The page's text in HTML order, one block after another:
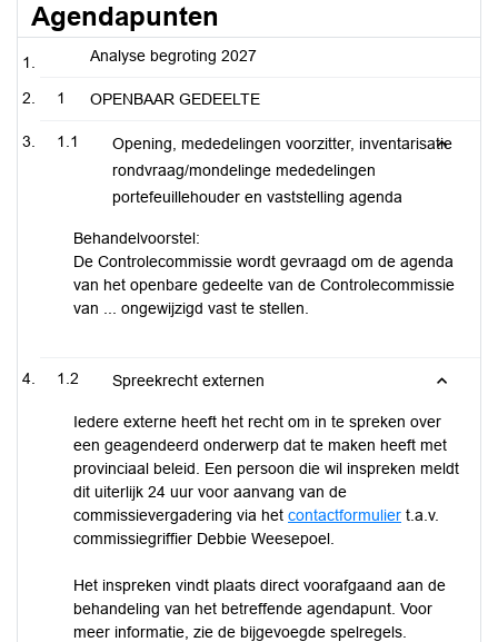
Agendapunten
Analyse begroting 2027
1 OPENBAAR GEDEELTE
1.1
Opening, mededelingen voorzitter, inventarisatie
rondvraag/mondelinge mededelingen
portefeuillehouder en vaststelling agenda
Behandelvoorstel:
De Controlecommissie wordt gevraagd om de agenda
van het openbare gedeelte van de Controlecommissie
van ... ongewijzigd vast te stellen.
1.2 Spreekrecht externen
Iedere externe heeft het recht om in te spreken over
een geagendeerd onderwerp dat te maken heeft met
provinciaal beleid. Een persoon die wil inspreken meldt
dit uiterlijk 24 uur voor aanvang van de
commissievergadering via het contactformulier t.a.v.
commissiegriffier Debbie Weesepoel.
Het inspreken vindt plaats direct voorafgaand aan de
behandeling van het betreffende agendapunt. Voor
meer informatie, zie de bijgevoegde spelregels.